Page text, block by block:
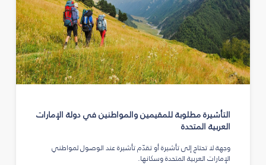
التأشيرة مطلوبة للمقيمين والمواطنين في دولة الإمارات
العربية المتحدة
وجهة لا تحتاج إلى تأشيرة أو تقدّم تأشيرة عند الوصول لمواطني
الإمارات العربية المتحدة وسكانها.